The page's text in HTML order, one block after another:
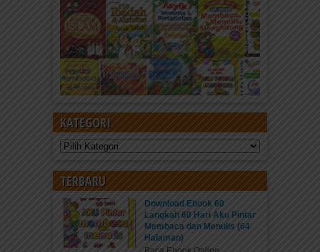
KATEGORI
Kategori
TERBARU
Download Ebook 60
Langkah 60 Hari Aku Pintar
Membaca dan Menulis (64
Halaman)